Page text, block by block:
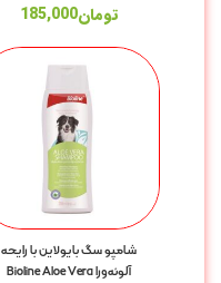
تومان185,000
شامپو سگ بایولاین با رایحه
آلوئه‌ورا Bioline Aloe Vera